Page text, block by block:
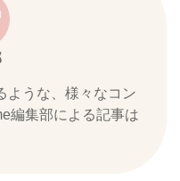
ような、様々なコン
編集部による記事は